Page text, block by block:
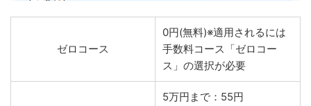
ゼロコース
0円(無料)※適用されるには
手数料コース「ゼロコー
ス」の選択が必要
5万円まで：55円